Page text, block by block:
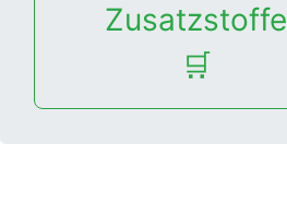
Zusatzstoffe
🛒